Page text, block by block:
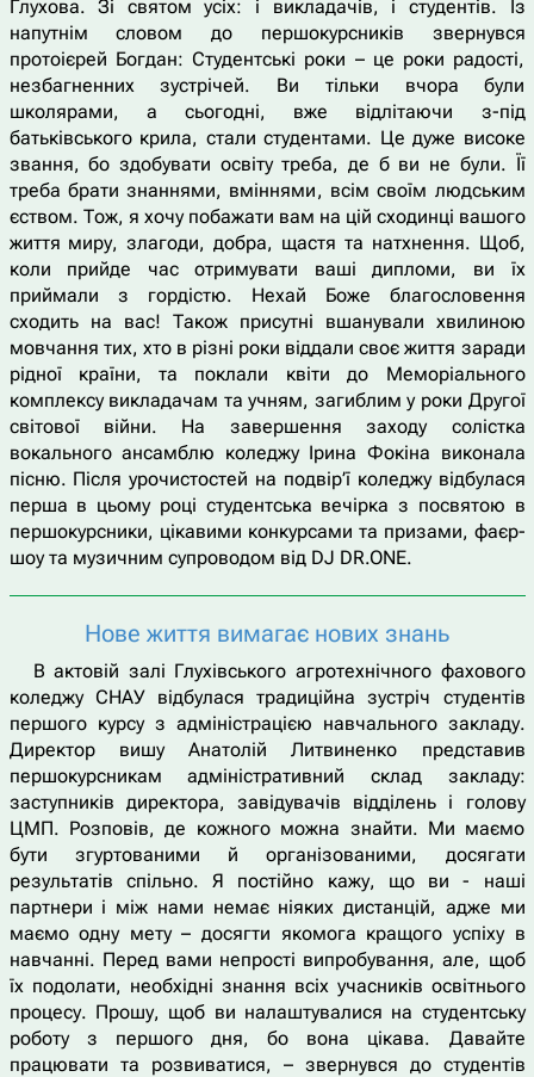
Глухова. Зі святом усіх: і викладачів, і студентів. Із
напутнім словом до першокурсників звернувся
протоієрей Богдан: Студентські роки – це роки радості,
незбагненних зустрічей. Ви тільки вчора були
школярами, а сьогодні, вже відлітаючи з-під
батьківського крила, стали студентами. Це дуже високе
звання, бо здобувати освіту треба, де б ви не були. Її
треба брати знаннями, вміннями, всім своїм людським
єством. Тож, я хочу побажати вам на цій сходинці вашого
життя миру, злагоди, добра, щастя та натхнення. Щоб,
коли прийде час отримувати ваші дипломи, ви їх
приймали з гордістю. Нехай Боже благословення
сходить на вас! Також присутні вшанували хвилиною
мовчання тих, хто в різні роки віддали своє життя заради
рідної країни, та поклали квіти до Меморіального
комплексу викладачам та учням, загиблим у роки Другої
світової війни. На завершення заходу солістка
вокального ансамблю коледжу Ірина Фокіна виконала
пісню. Після урочистостей на подвір’ї коледжу відбулася
перша в цьому році студентська вечірка з посвятою в
першокурсники, цікавими конкурсами та призами, фаєр-
шоу та музичним супроводом від DJ DR.ONE.
Нове життя вимагає нових знань
В актовій залі Глухівського агротехнічного фахового
коледжу СНАУ відбулася традиційна зустріч студентів
першого курсу з адміністрацією навчального закладу.
Директор вишу Анатолій Литвиненко представив
першокурсникам адміністративний склад закладу:
заступників директора, завідувачів відділень і голову
ЦМП. Розповів, де кожного можна знайти. Ми маємо
бути згуртованими й організованими, досягати
результатів спільно. Я постійно кажу, що ви - наші
партнери і між нами немає ніяких дистанцій, адже ми
маємо одну мету – досягти якомога кращого успіху в
навчанні. Перед вами непрості випробування, але, щоб
їх подолати, необхідні знання всіх учасників освітнього
процесу. Прошу, щоб ви налаштувалися на студентську
роботу з першого дня, бо вона цікава. Давайте
працювати та розвиватися, – звернувся до студентів